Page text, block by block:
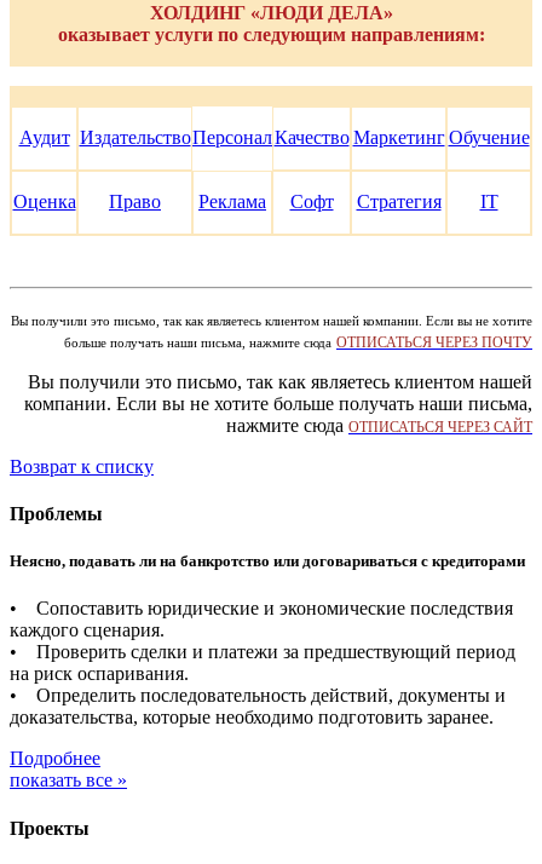
ХОЛДИНГ «ЛЮДИ ДЕЛА»
оказывает услуги по следующим направлениям:
Аудит ИздательствоПерсоналКачество Маркетинг Обучение
Оценка Право Реклама Софт Стратегия IT
Вы получили это письмо, так как являетесь клиентом нашей компании. Если вы не хотите
больше получать наши письма, нажмите сюда ОТПИСАТЬСЯ ЧЕРЕЗ ПОЧТУ
Вы получили это письмо, так как являетесь клиентом нашей
компании. Если вы не хотите больше получать наши письма,
нажмите сюда ОТПИСАТЬСЯ ЧЕРЕЗ САЙТ
Возврат к списку
Проблемы
Неясно, подавать ли на банкротство или договариваться с кредиторами
• Сопоставить юридические и экономические последствия
каждого сценария.
• Проверить сделки и платежи за предшествующий период
на риск оспаривания.
• Определить последовательность действий, документы и
доказательства, которые необходимо подготовить заранее.
Подробнее
показать все »
Проекты